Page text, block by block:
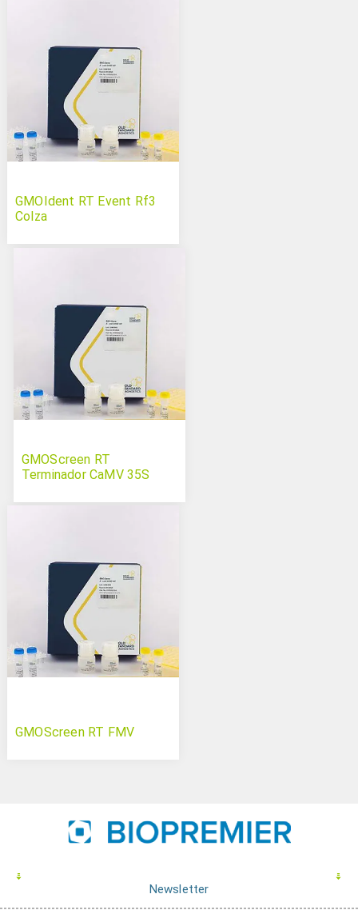
GMOIdent RT Event Rf3
Colza
GMOScreen RT
Terminador CaMV 35S
GMOScreen RT FMV
Newsletter